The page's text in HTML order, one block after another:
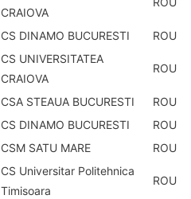
CRAIOVA
CS DINAMO BUCURESTI ROU
CS UNIVERSITATEA
CRAIOVA
ROU
CSA STEAUA BUCURESTI
ROU
CS DINAMO BUCURESTI
ROU
CSM SATU MARE ROU
CS Universitar Politehnica
Timisoara
ROU